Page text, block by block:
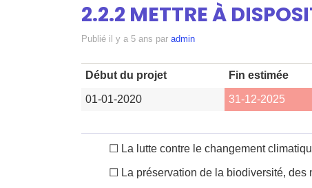
2.2.2 METTRE À
Publié il y a 5 ans par admin
Début du projet Fin estimée
01-01-2020 31-12-2025
☐ La lutte contre le changement
☐ La préservation de la biodiversité, des